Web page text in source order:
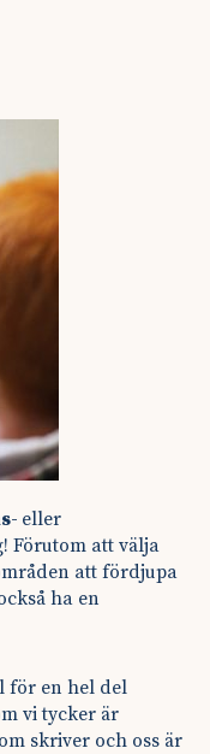
eller
Förutom att välja
att fördjupa
ha en
för en hel del
vi tycker är
skriver och oss är